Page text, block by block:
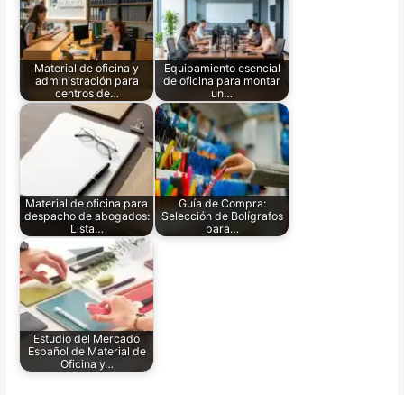
Material de oficina y
administración para
centros de…
Equipamiento esencial
de oficina para montar
un…
Material de oficina para
despacho de abogados:
Lista…
Guía de Compra:
Selección de Bolígrafos
para…
Estudio del Mercado
Español de Material de
Oficina y…